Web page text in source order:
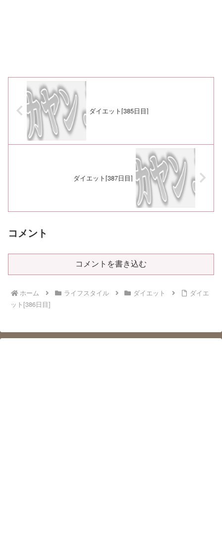
ダイエット[385日目]
ダイエット[387日目]
コメント
コメントを書き込む
ホーム ライフスタイル ダイエット
ダイエ
ット[386日目]